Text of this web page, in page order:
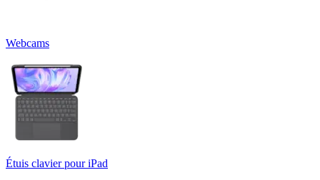
Webcams
Étuis clavier pour iPad